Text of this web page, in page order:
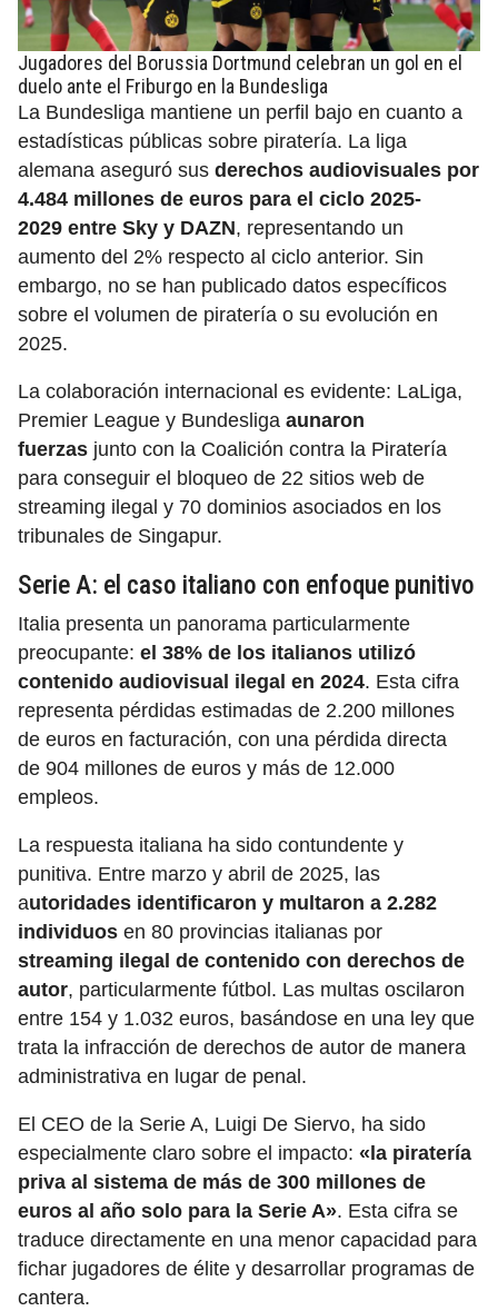
Jugadores del Borussia Dortmund celebran un gol en el
duelo ante el Friburgo en la Bundesliga
La Bundesliga mantiene un perfil bajo en cuanto a
estadísticas públicas sobre piratería. La liga
alemana aseguró sus derechos audiovisuales por
4.484 millones de euros para el ciclo 2025-
2029 entre Sky y DAZN, representando un
aumento del 2% respecto al ciclo anterior. Sin
embargo, no se han publicado datos específicos
sobre el volumen de piratería o su evolución en
2025.
La colaboración internacional es evidente: LaLiga,
Premier League y Bundesliga aunaron
fuerzas junto con la Coalición contra la Piratería
para conseguir el bloqueo de 22 sitios web de
streaming ilegal y 70 dominios asociados en los
tribunales de Singapur.
Serie A: el caso italiano con enfoque punitivo
Italia presenta un panorama particularmente
preocupante: el 38% de los italianos utilizó
contenido audiovisual ilegal en 2024. Esta cifra
representa pérdidas estimadas de 2.200 millones
de euros en facturación, con una pérdida directa
de 904 millones de euros y más de 12.000
empleos.
La respuesta italiana ha sido contundente y
punitiva. Entre marzo y abril de 2025, las
autoridades identificaron y multaron a 2.282
individuos en 80 provincias italianas por
streaming ilegal de contenido con derechos de
autor, particularmente fútbol. Las multas oscilaron
entre 154 y 1.032 euros, basándose en una ley que
trata la infracción de derechos de autor de manera
administrativa en lugar de penal.
El CEO de la Serie A, Luigi De Siervo, ha sido
especialmente claro sobre el impacto: «la piratería
priva al sistema de más de 300 millones de
euros al año solo para la Serie A». Esta cifra se
traduce directamente en una menor capacidad para
fichar jugadores de élite y desarrollar programas de
cantera.